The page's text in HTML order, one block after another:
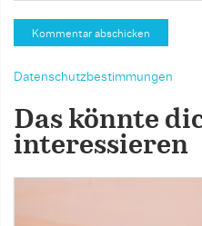
Datenschutzbestimmungen
Das könnte
interessieren